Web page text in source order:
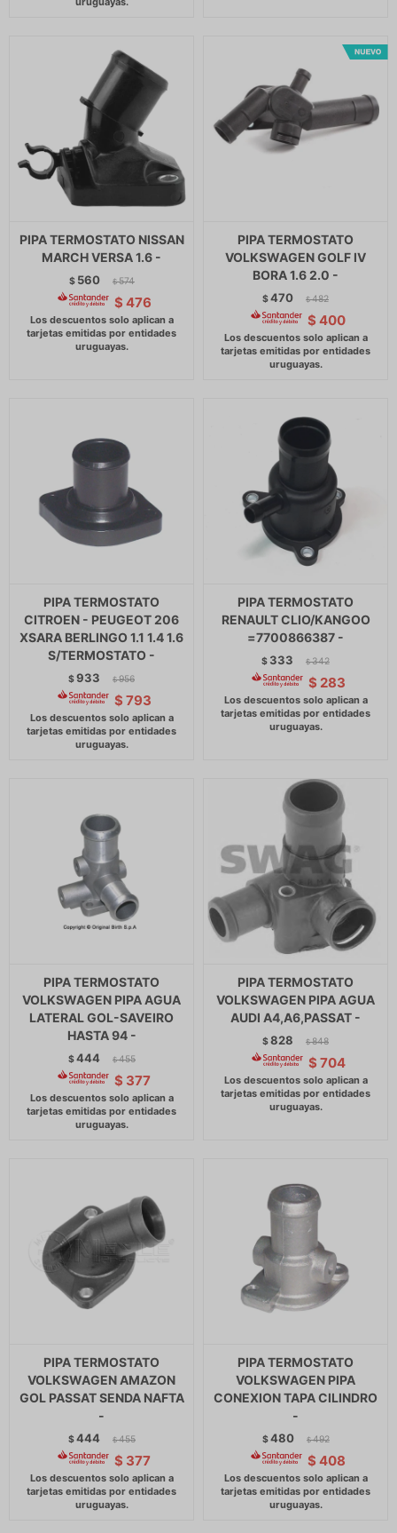
PIPA TERMOSTATO NISSAN
MARCH VERSA 1.6 -
$ 560 $ 574
$ 476
PIPA TERMOSTATO
VOLKSWAGEN GOLF IV
BORA 1.6 2.0 -
$470 $ 482
$ 400
PIPA TERMOSTATO
CITROEN - PEUGEOT 206
XSARA BERLINGO 1.1 1.4 1.6
S/TERMOSTATO -
$933 $ 956
$ 793
PIPA TERMOSTATO
RENAULT CLIO/KANGOO
=7700866387 -
$ 333 $ 342
$ 283
PIPA TERMOSTATO
VOLKSWAGEN PIPA AGUA
LATERAL GOL-SAVEIRO
HASTA 94 -
$444 $ 455
$ 377
PIPA TERMOSTATO
VOLKSWAGEN PIPA AGUA
AUDI A4,A6,PASSAT -
$828 $ 848
$ 704
PIPA TERMOSTATO
VOLKSWAGEN AMAZON
GOL PASSAT SENDA NAFTA
-
$444 $ 455
$ 377
PIPA TERMOSTATO
VOLKSWAGEN PIPA
CONEXION TAPA CILINDRO
-
$480 $ 492
$ 408